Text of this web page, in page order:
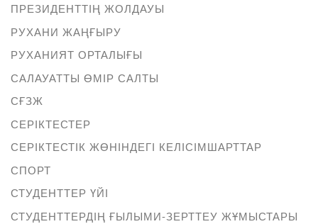
ПРЕЗИДЕНТТІҢ ЖОЛДАУЫ
РУХАНИ ЖАҢҒЫРУ
РУХАНИЯТ ОРТАЛЫҒЫ
САЛАУАТТЫ ӨМІР САЛТЫ
СҒЗЖ
СЕРІКТЕСТЕР
СЕРІКТЕСТІК ЖӨНІНДЕГІ КЕЛІСІМШАРТТАР
СПОРТ
СТУДЕНТТЕР ҮЙІ
СТУДЕНТТЕРДІҢ ҒЫЛЫМИ-ЗЕРТТЕУ ЖҰМЫСТАРЫ